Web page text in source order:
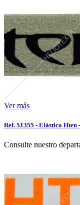
Ver más
Ref. 51355 - Elástico Hten
Consulte nuestro